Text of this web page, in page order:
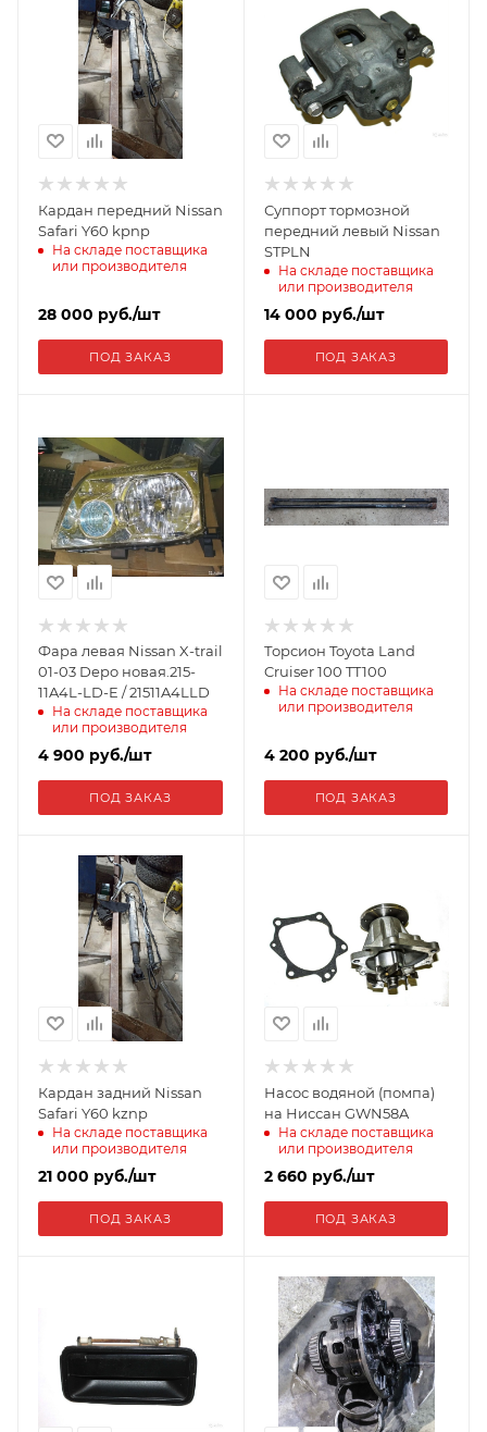
Кардан передний Nissan
Safari Y60 kpnp
На складе поставщика
или производителя
28 000 руб./шт
ПОД ЗАКАЗ
Суппорт тормозной
передний левый Nissan
STPLN
На складе поставщика
или производителя
14 000 руб./шт
ПОД ЗАКАЗ
Фара левая Nissan X-trail
01-03 Depo новая.215-
11A4L-LD-E / 21511A4LLD
На складе поставщика
или производителя
4 900 руб./шт
ПОД ЗАКАЗ
Торсион Toyota Land
Cruiser 100 TT100
На складе поставщика
или производителя
4 200 руб./шт
ПОД ЗАКАЗ
Кардан задний Nissan
Safari Y60 kznp
На складе поставщика
или производителя
21 000 руб./шт
ПОД ЗАКАЗ
Насос водяной (помпа)
на Ниссан GWN58A
На складе поставщика
или производителя
2 660 руб./шт
ПОД ЗАКАЗ